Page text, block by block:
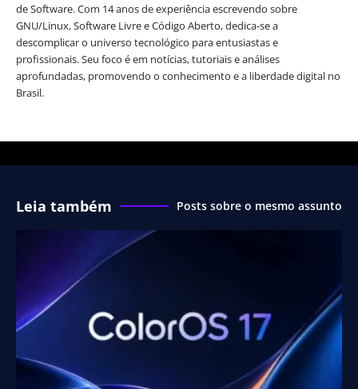
de Software. Com 14 anos de experiência escrevendo sobre
GNU/Linux, Software Livre e Código Aberto, dedica-se a
descomplicar o universo tecnológico para entusiastas e
profissionais. Seu foco é em notícias, tutoriais e análises
aprofundadas, promovendo o conhecimento e a liberdade digital no
Brasil.
Leia também Posts sobre o mesmo assunto